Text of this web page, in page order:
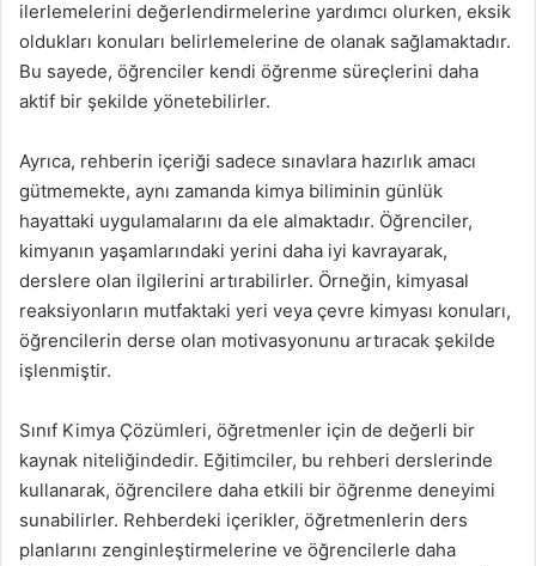
ilerlemelerini değerlendirmelerine yardımcı olurken, eksik
oldukları konuları belirlemelerine de olanak sağlamaktadır.
Bu sayede, öğrenciler kendi öğrenme süreçlerini daha
aktif bir şekilde yönetebilirler.
Ayrıca, rehberin içeriği sadece sınavlara hazırlık amacı
gütmemekte, aynı zamanda kimya biliminin günlük
hayattaki uygulamalarını da ele almaktadır. Öğrenciler,
kimyanın yaşamlarındaki yerini daha iyi kavrayarak,
derslere olan ilgilerini artırabilirler. Örneğin, kimyasal
reaksiyonların mutfaktaki yeri veya çevre kimyası konuları,
öğrencilerin derse olan motivasyonunu artıracak şekilde
işlenmiştir.
Sınıf Kimya Çözümleri, öğretmenler için de değerli bir
kaynak niteliğindedir. Eğitimciler, bu rehberi derslerinde
kullanarak, öğrencilere daha etkili bir öğrenme deneyimi
sunabilirler. Rehberdeki içerikler, öğretmenlerin ders
planlarını zenginleştirmelerine ve öğrencilerle daha